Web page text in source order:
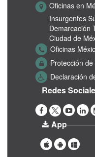
Oficinas en
Insurgentes
Demarcación
Ciudad de
Oficinas
Protección
Declaración
Redes
App